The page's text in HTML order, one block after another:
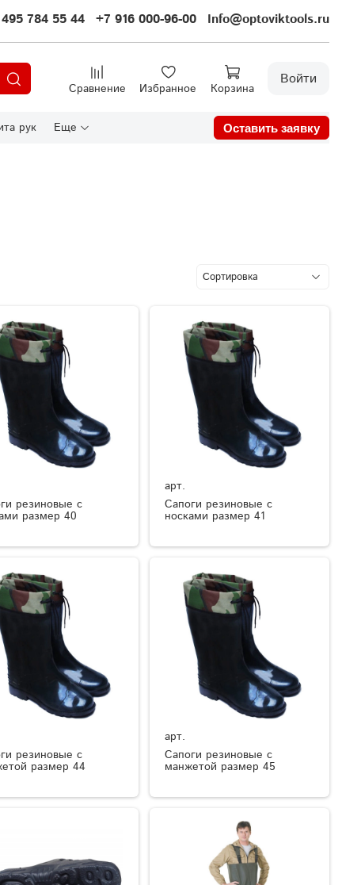
784 55 44 +7 916 000-96-00 Info@optoviktools.ru
Сравнение Избранное Корзина
Войти
рук Еще Оставить заявку
резиновые с
размер 40
арт.
Сапоги резиновые с
носками размер 41
резиновые с
размер 44
арт.
Сапоги резиновые с
манжетой размер 45